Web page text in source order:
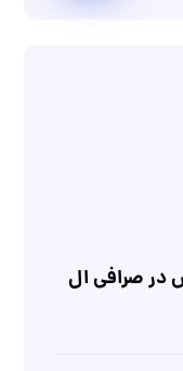
در صرافی ال